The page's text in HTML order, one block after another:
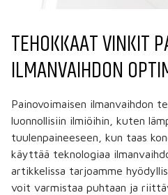
TEHOKKAAT VINKIT
ILMANVAIHDON
Painovoimaisen ilmanvaihdon
luonnollisiin ilmiöihin, kuten
tuulenpaineeseen, kun taas
käyttää teknologiaa
artikkelissa tarjoamme
voit varmistaa puhtaan ja